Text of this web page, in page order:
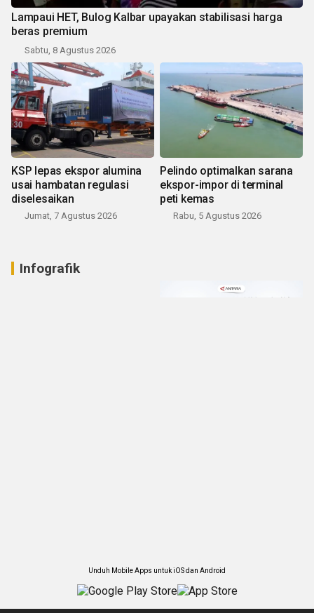
Lampaui HET, Bulog Kalbar upayakan stabilisasi harga
beras premium
Sabtu, 8 Agustus 2026
KSP lepas ekspor alumina
usai hambatan regulasi
diselesaikan
Jumat, 7 Agustus 2026
Pelindo optimalkan sarana
ekspor-impor di terminal
peti kemas
Rabu, 5 Agustus 2026
Infografik
Unduh Mobile Apps untuk iOS dan Android